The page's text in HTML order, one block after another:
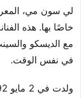
لي سون مي،
مع الديسكو
في نفس الوقت.